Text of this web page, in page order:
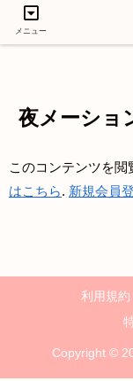
夜メーショ
このコンテンツを閲
はこちら. 新規会員
利用規約
Copyright ©
メニュー